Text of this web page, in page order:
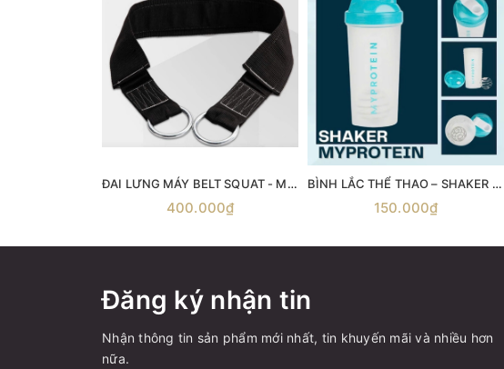
ĐAI LƯNG MÁY BELT SQUAT - Máy gánh đùi với dây đai Belt Squat
400.000₫
BÌNH LẮC THỂ THAO – SHAKER MYPROTEIN 600ML
150.000₫
Đăng ký nhận tin
Nhận thông tin sản phẩm mới nhất, tin khuyến mãi và nhiều hơn
nữa.